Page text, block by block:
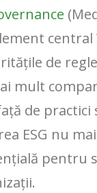
de
mult
de practici
ESG nu
pentru